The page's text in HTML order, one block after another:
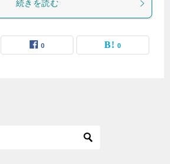
続きを読む
0 0